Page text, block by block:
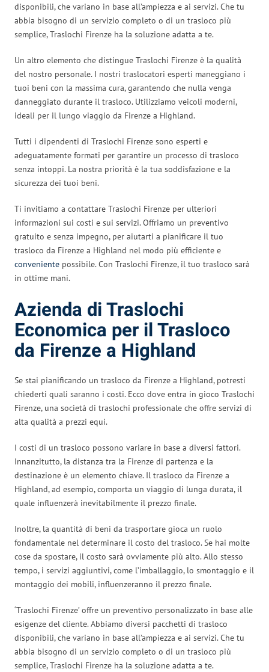
disponibili, che variano in base all’ampiezza e ai servizi. Che tu
abbia bisogno di un servizio completo o di un trasloco più
semplice, Traslochi Firenze ha la soluzione adatta a te.
Un altro elemento che distingue Traslochi Firenze è la qualità
del nostro personale. I nostri traslocatori esperti maneggiano i
tuoi beni con la massima cura, garantendo che nulla venga
danneggiato durante il trasloco. Utilizziamo veicoli moderni,
ideali per il lungo viaggio da Firenze a Highland.
Tutti i dipendenti di Traslochi Firenze sono esperti e
adeguatamente formati per garantire un processo di trasloco
senza intoppi. La nostra priorità è la tua soddisfazione e la
sicurezza dei tuoi beni.
Ti invitiamo a contattare Traslochi Firenze per ulteriori
informazioni sui costi e sui servizi. Offriamo un preventivo
gratuito e senza impegno, per aiutarti a pianificare il tuo
trasloco da Firenze a Highland nel modo più efficiente e
conveniente possibile. Con Traslochi Firenze, il tuo trasloco sarà
in ottime mani.
Azienda di Traslochi
Economica per il Trasloco
da Firenze a Highland
Se stai pianificando un trasloco da Firenze a Highland, potresti
chiederti quali saranno i costi. Ecco dove entra in gioco Traslochi
Firenze, una società di traslochi professionale che offre servizi di
alta qualità a prezzi equi.
I costi di un trasloco possono variare in base a diversi fattori.
Innanzitutto, la distanza tra la Firenze di partenza e la
destinazione è un elemento chiave. Il trasloco da Firenze a
Highland, ad esempio, comporta un viaggio di lunga durata, il
quale influenzerà inevitabilmente il prezzo finale.
Inoltre, la quantità di beni da trasportare gioca un ruolo
fondamentale nel determinare il costo del trasloco. Se hai molte
cose da spostare, il costo sarà ovviamente più alto. Allo stesso
tempo, i servizi aggiuntivi, come l’imballaggio, lo smontaggio e il
montaggio dei mobili, influenzeranno il prezzo finale.
‘Traslochi Firenze’ offre un preventivo personalizzato in base alle
esigenze del cliente. Abbiamo diversi pacchetti di trasloco
disponibili, che variano in base all’ampiezza e ai servizi. Che tu
abbia bisogno di un servizio completo o di un trasloco più
semplice, Traslochi Firenze ha la soluzione adatta a te.